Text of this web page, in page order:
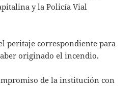
y la Policía Vial
peritaje correspondiente para
originado el incendio.
de la institución con